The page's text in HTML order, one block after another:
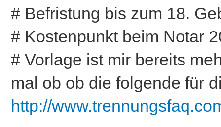
# Befristung bis zum 18.
# Kostenpunkt beim Notar
# Vorlage ist mir bereits
mal ob ob die folgende für
http://